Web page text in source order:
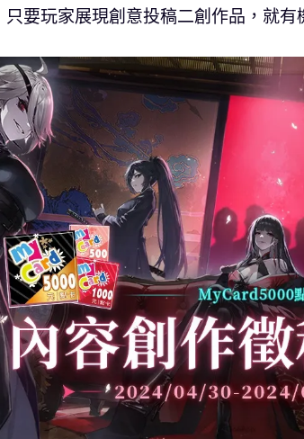
只要玩家展現創意投稿二創作品，就